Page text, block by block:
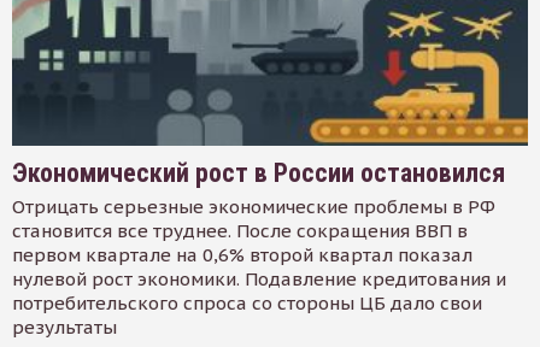
Экономический рост в России остановился
Отрицать серьезные экономические проблемы в РФ
становится все труднее. После сокращения ВВП в
первом квартале на 0,6% второй квартал показал
нулевой рост экономики. Подавление кредитования и
потребительского спроса со стороны ЦБ дало свои
результаты